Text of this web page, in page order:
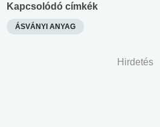
Kapcsolódó címkék
ÁSVÁNYI ANYAG
Hirdetés